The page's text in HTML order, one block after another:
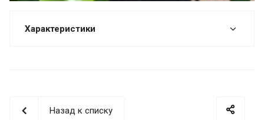
Характеристики
Назад к списку